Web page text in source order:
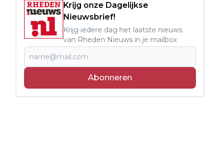
Krijg onze Dagelijkse
Nieuwsbrief!
Krijg iedere dag het laatste nieuws
van Rheden Nieuws in je mailbox
Abonneren